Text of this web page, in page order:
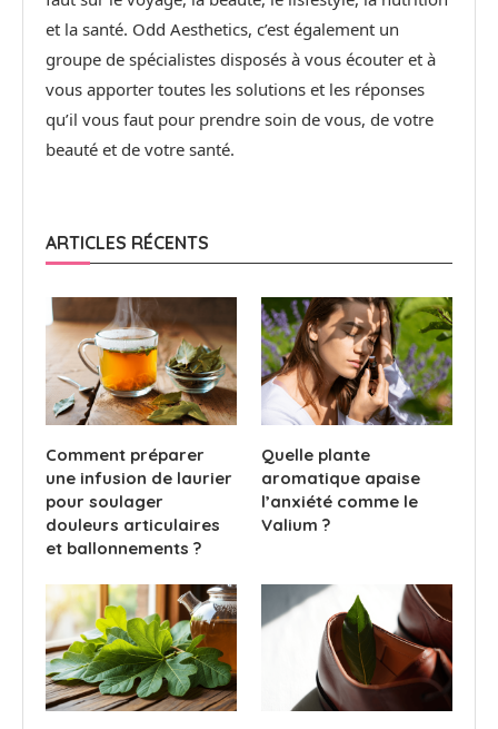
et la santé. Odd Aesthetics, c’est également un
groupe de spécialistes disposés à vous écouter et à
vous apporter toutes les solutions et les réponses
qu’il vous faut pour prendre soin de vous, de votre
beauté et de votre santé.
ARTICLES RÉCENTS
Comment préparer
une infusion de laurier
pour soulager
douleurs articulaires
et ballonnements ?
Quelle plante
aromatique apaise
l’anxiété comme le
Valium ?